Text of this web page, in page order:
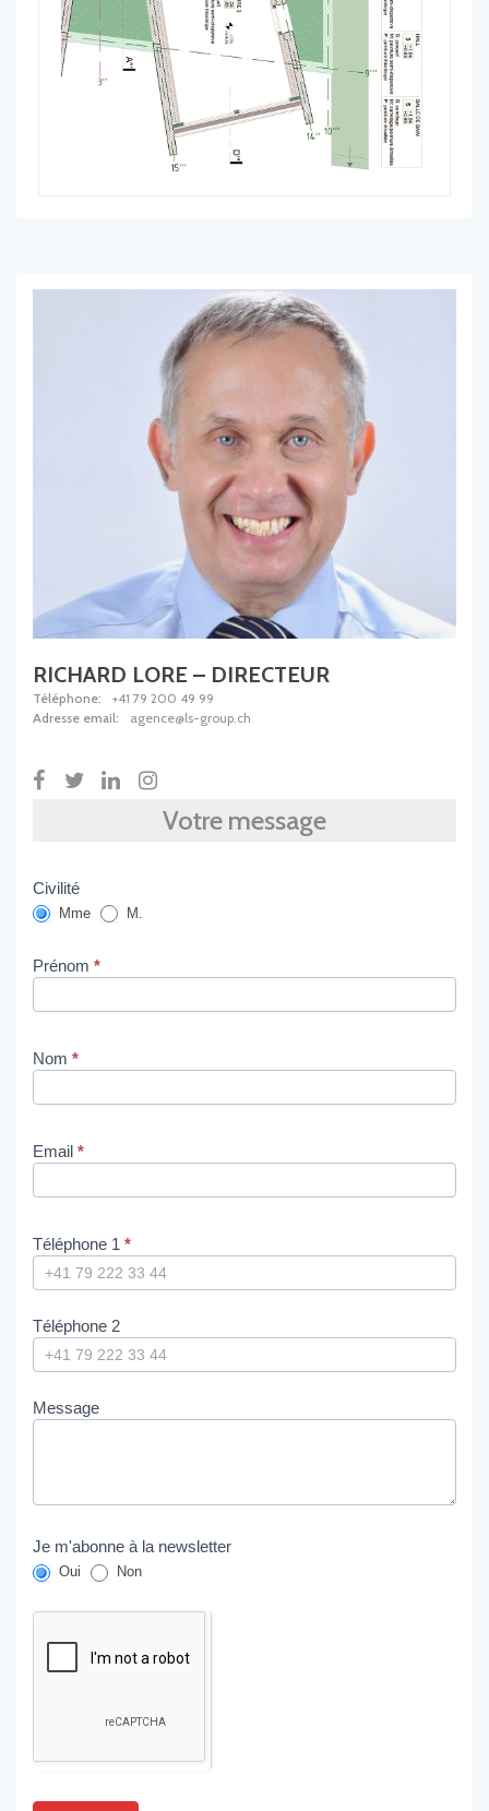
RICHARD LORE – DIRECTEUR
Téléphone:
+41 79 200 49 99
Adresse email:
agence@ls-group.ch
Votre message
Civilité
Mme M.
Prénom *
Nom *
Email *
Téléphone 1 *
Téléphone 2
Message
Je m'abonne à la newsletter
Oui Non